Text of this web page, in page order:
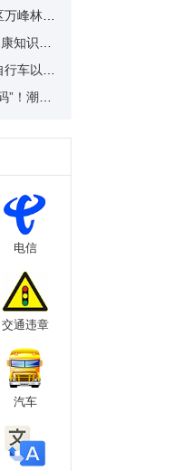
电信
交通违章
汽车